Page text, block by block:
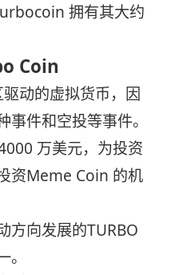
拥有其大约
Coin
动的虚拟货币，因
件和空投等事件。
万美元，为投资
资Meme Coin 的机
方向发展的TURBO